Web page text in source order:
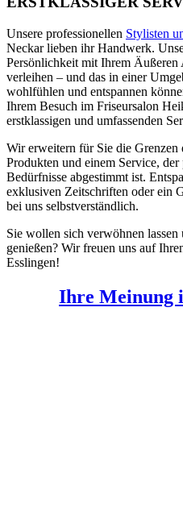
Unsere professionellen Stylisten
Neckar lieben ihr Handwerk.
Persönlichkeit mit Ihrem
verleihen – und das in einer
wohlfühlen und entspannen
Ihrem Besuch im Friseursalon
erstklassigen und umfassenden
Wir erweitern für Sie die
Produkten und einem Service,
Bedürfnisse abgestimmt ist.
exklusiven Zeitschriften oder ein
bei uns selbstverständlich.
Sie wollen sich verwöhnen
genießen? Wir freuen uns auf
Esslingen!
Ihre Meinung